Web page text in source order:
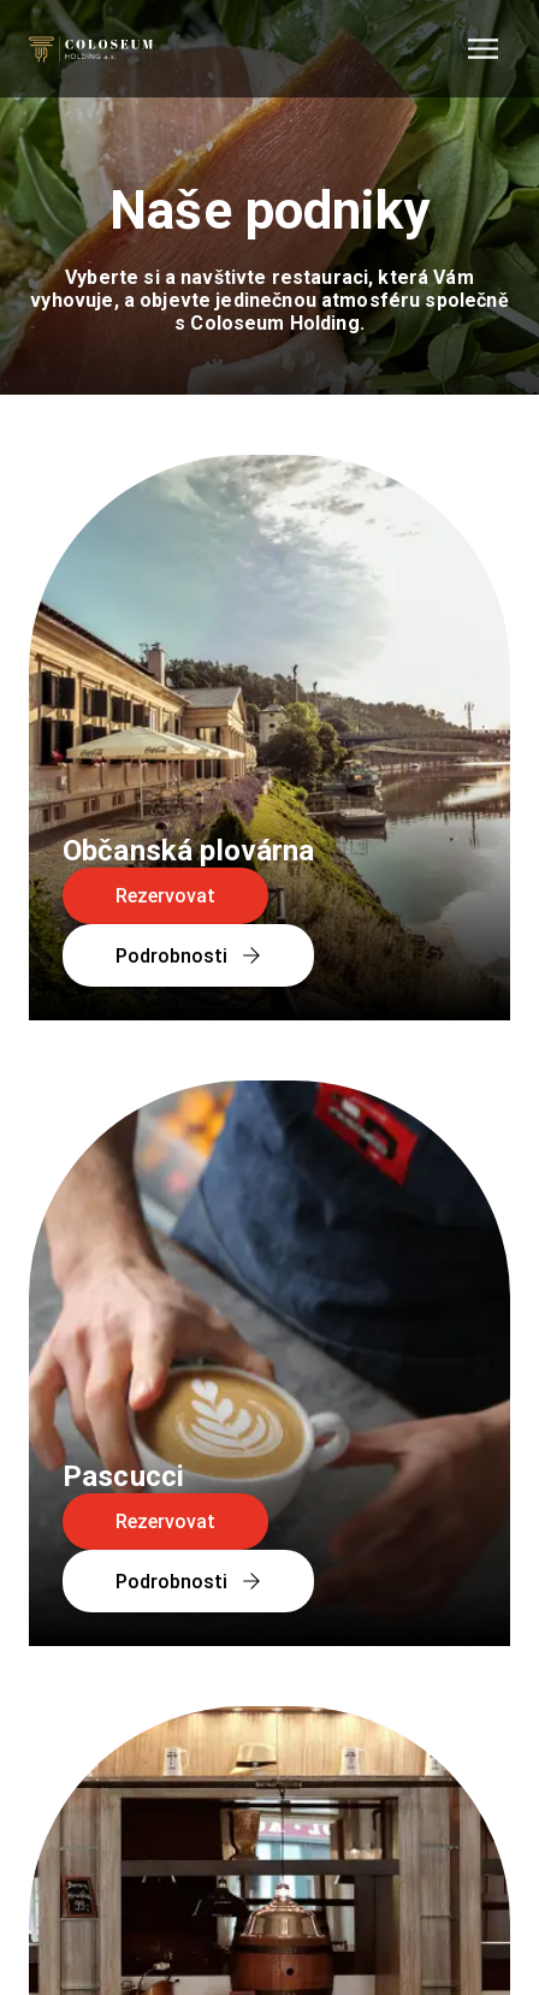
Naše podniky
Vyberte si a navštivte restauraci, která Vám
vyhovuje, a objevte jedinečnou atmosféru společně
s Coloseum Holding.
Občanská plovárna
Rezervovat
Podrobnosti
Pascucci
Rezervovat
Podrobnosti